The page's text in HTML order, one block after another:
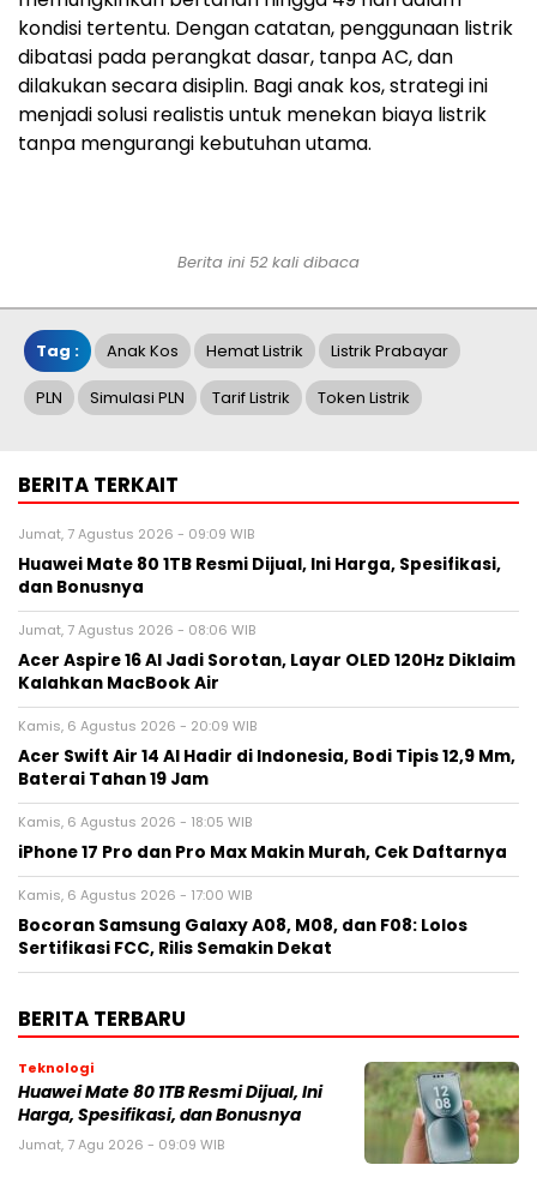
kondisi tertentu. Dengan catatan, penggunaan listrik
dibatasi pada perangkat dasar, tanpa AC, dan
dilakukan secara disiplin. Bagi anak kos, strategi ini
menjadi solusi realistis untuk menekan biaya listrik
tanpa mengurangi kebutuhan utama.
Berita ini 52 kali dibaca
Tag : Anak Kos Hemat Listrik Listrik Prabayar
PLN Simulasi PLN Tarif Listrik Token Listrik
BERITA TERKAIT
Jumat, 7 Agustus 2026 - 09:09 WIB
Huawei Mate 80 1TB Resmi Dijual, Ini Harga, Spesifikasi,
dan Bonusnya
Jumat, 7 Agustus 2026 - 08:06 WIB
Acer Aspire 16 AI Jadi Sorotan, Layar OLED 120Hz Diklaim
Kalahkan MacBook Air
Kamis, 6 Agustus 2026 - 20:09 WIB
Acer Swift Air 14 AI Hadir di Indonesia, Bodi Tipis 12,9 Mm,
Baterai Tahan 19 Jam
Kamis, 6 Agustus 2026 - 18:05 WIB
iPhone 17 Pro dan Pro Max Makin Murah, Cek Daftarnya
Kamis, 6 Agustus 2026 - 17:00 WIB
Bocoran Samsung Galaxy A08, M08, dan F08: Lolos
Sertifikasi FCC, Rilis Semakin Dekat
BERITA TERBARU
Teknologi
Huawei Mate 80 1TB Resmi Dijual, Ini
Harga, Spesifikasi, dan Bonusnya
Jumat, 7 Agu 2026 - 09:09 WIB